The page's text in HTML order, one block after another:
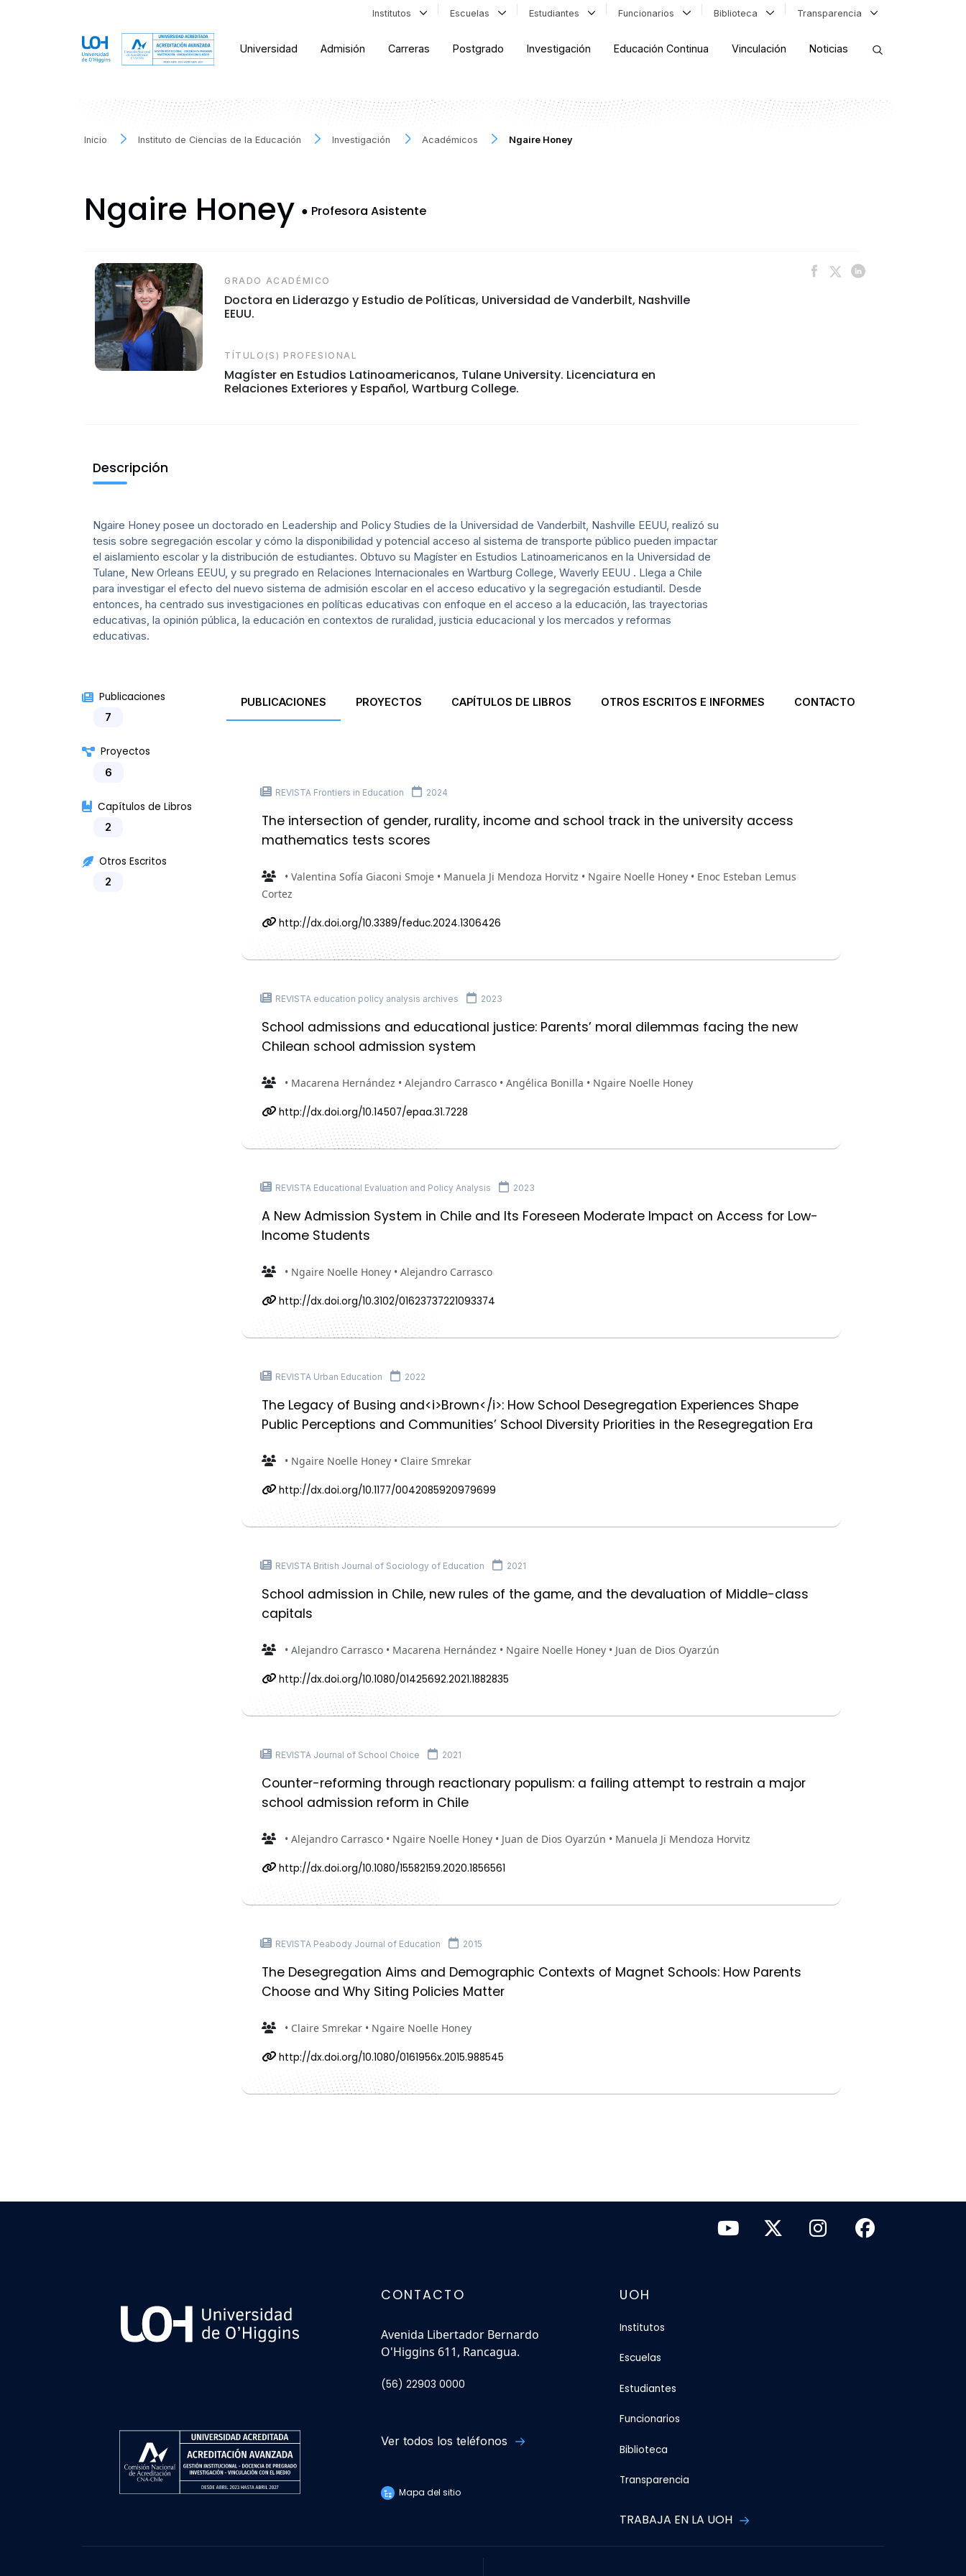
Institutos Escuelas Estudiantes Funcionarios Biblioteca Transparencia
Universidad Admisión Carreras Postgrado Investigación Educación Continua Vinculación Noticias
Inicio Instituto de Ciencias de la Educación Investigación Académicos Ngaire Honey
Ngaire Honey ● Profesora Asistente
GRADO ACADÉMICO
Doctora en Liderazgo y Estudio de Políticas, Universidad de Vanderbilt, Nashville
EEUU.
TÍTULO(S) PROFESIONAL
Magíster en Estudios Latinoamericanos, Tulane University. Licenciatura en
Relaciones Exteriores y Español, Wartburg College.
Descripción
Ngaire Honey posee un doctorado en Leadership and Policy Studies de la Universidad de Vanderbilt, Nashville EEUU, realizó su
tesis sobre segregación escolar y cómo la disponibilidad y potencial acceso al sistema de transporte público pueden impactar
el aislamiento escolar y la distribución de estudiantes. Obtuvo su Magíster en Estudios Latinoamericanos en la Universidad de
Tulane, New Orleans EEUU, y su pregrado en Relaciones Internacionales en Wartburg College, Waverly EEUU . Llega a Chile
para investigar el efecto del nuevo sistema de admisión escolar en el acceso educativo y la segregación estudiantil. Desde
entonces, ha centrado sus investigaciones en políticas educativas con enfoque en el acceso a la educación, las trayectorias
educativas, la opinión pública, la educación en contextos de ruralidad, justicia educacional y los mercados y reformas
educativas.
Publicaciones
7
Proyectos
6
Capítulos de Libros
2
Otros Escritos
2
PUBLICACIONES PROYECTOS CAPÍTULOS DE LIBROS OTROS ESCRITOS E INFORMES CONTACTO
REVISTA Frontiers in Education 2024
The intersection of gender, rurality, income and school track in the university access
mathematics tests scores
• Valentina Sofía Giaconi Smoje • Manuela Ji Mendoza Horvitz • Ngaire Noelle Honey • Enoc Esteban Lemus
Cortez
http://dx.doi.org/10.3389/feduc.2024.1306426
REVISTA education policy analysis archives 2023
School admissions and educational justice: Parents’ moral dilemmas facing the new
Chilean school admission system
• Macarena Hernández • Alejandro Carrasco • Angélica Bonilla • Ngaire Noelle Honey
http://dx.doi.org/10.14507/epaa.31.7228
REVISTA Educational Evaluation and Policy Analysis 2023
A New Admission System in Chile and Its Foreseen Moderate Impact on Access for Low-
Income Students
• Ngaire Noelle Honey • Alejandro Carrasco
http://dx.doi.org/10.3102/01623737221093374
REVISTA Urban Education 2022
The Legacy of Busing and<i>Brown</i>: How School Desegregation Experiences Shape
Public Perceptions and Communities’ School Diversity Priorities in the Resegregation Era
• Ngaire Noelle Honey • Claire Smrekar
http://dx.doi.org/10.1177/0042085920979699
REVISTA British Journal of Sociology of Education 2021
School admission in Chile, new rules of the game, and the devaluation of Middle-class
capitals
• Alejandro Carrasco • Macarena Hernández • Ngaire Noelle Honey • Juan de Dios Oyarzún
http://dx.doi.org/10.1080/01425692.2021.1882835
REVISTA Journal of School Choice 2021
Counter-reforming through reactionary populism: a failing attempt to restrain a major
school admission reform in Chile
• Alejandro Carrasco • Ngaire Noelle Honey • Juan de Dios Oyarzún • Manuela Ji Mendoza Horvitz
http://dx.doi.org/10.1080/15582159.2020.1856561
REVISTA Peabody Journal of Education 2015
The Desegregation Aims and Demographic Contexts of Magnet Schools: How Parents
Choose and Why Siting Policies Matter
• Claire Smrekar • Ngaire Noelle Honey
http://dx.doi.org/10.1080/0161956x.2015.988545
CONTACTO
Avenida Libertador Bernardo
O'Higgins 611, Rancagua.
(56) 22903 0000
Ver todos los teléfonos
Mapa del sitio
UOH
Institutos
Escuelas
Estudiantes
Funcionarios
Biblioteca
Transparencia
TRABAJA EN LA UOH